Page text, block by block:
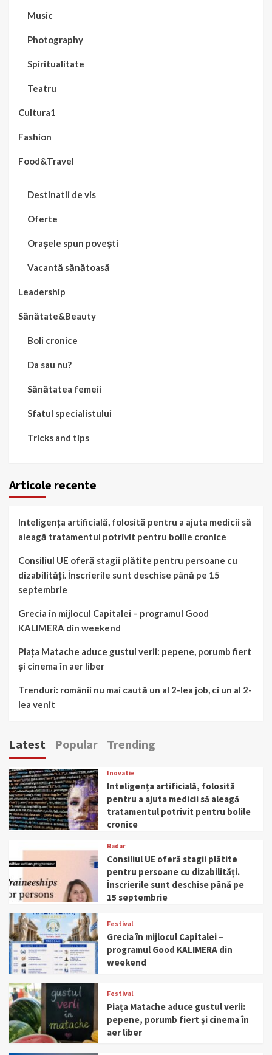
Music
Photography
Spiritualitate
Teatru
Cultura1
Fashion
Food&Travel
Destinatii de vis
Oferte
Orașele spun povești
Vacantă sănătoasă
Leadership
Sănătate&Beauty
Boli cronice
Da sau nu?
Sănătatea femeii
Sfatul specialistului
Tricks and tips
Articole recente
Inteligența artificială, folosită pentru a ajuta medicii să
aleagă tratamentul potrivit pentru bolile cronice
Consiliul UE oferă stagii plătite pentru persoane cu
dizabilități. Înscrierile sunt deschise până pe 15
septembrie
Grecia în mijlocul Capitalei – programul Good
KALIMERA din weekend
Piața Matache aduce gustul verii: pepene, porumb fiert
și cinema în aer liber
Trenduri: românii nu mai caută un al 2-lea job, ci un al 2-
lea venit
Latest Popular Trending
Inovatie
Inteligența artificială, folosită
pentru a ajuta medicii să aleagă
tratamentul potrivit pentru bolile
cronice
Radar
Consiliul UE oferă stagii plătite
pentru persoane cu dizabilități.
Înscrierile sunt deschise până pe
15 septembrie
Festival
Grecia în mijlocul Capitalei –
programul Good KALIMERA din
weekend
Festival
Piața Matache aduce gustul verii:
pepene, porumb fiert și cinema în
aer liber